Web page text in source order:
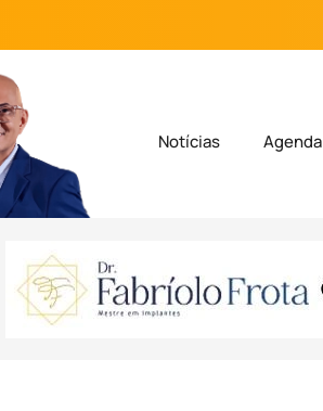
Notícias Agenda